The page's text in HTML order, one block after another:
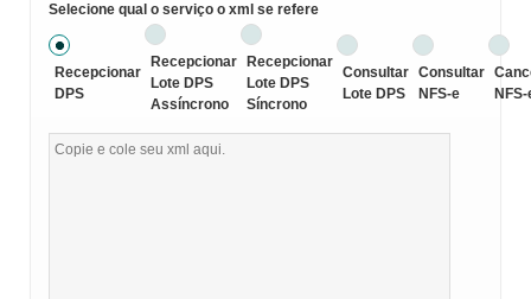
Selecione qual o serviço o xml se refere
Recepcionar
DPS
Recepcionar
Lote DPS
Assíncrono
Recepcionar
Lote DPS
Síncrono
Consultar
Lote DPS
Consultar
NFS-e
NFS-